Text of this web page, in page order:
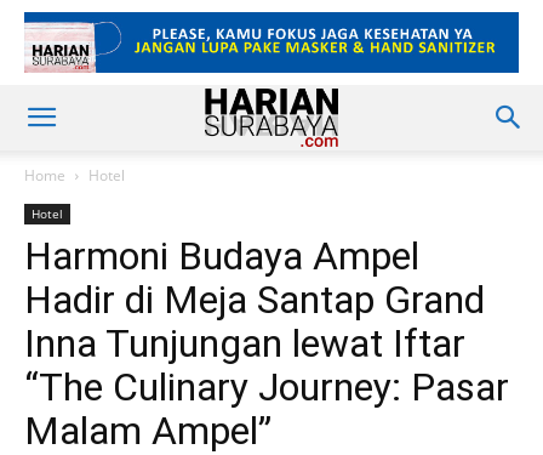
Home Hotel
Hotel
Harmoni Budaya Ampel
Hadir di Meja Santap Grand
Inna Tunjungan lewat Iftar
“The Culinary Journey: Pasar
Malam Ampel”